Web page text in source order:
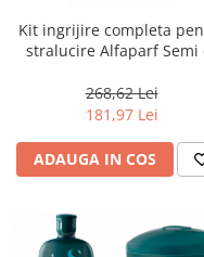
Kit ingrijire completa
stralucire Alfaparf Semi
268,62 Lei
181,97 Lei
ADAUGA IN COS